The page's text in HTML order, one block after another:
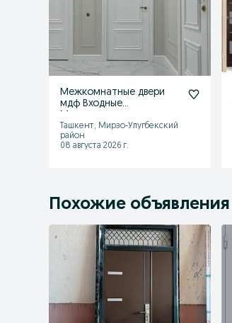
Межкомнатные двери
мдф Входные
Temir Mdf eshiklar
Ташкент, Мирзо-Улугбекский
район
08 августа 2026 г.
Похожие объявления